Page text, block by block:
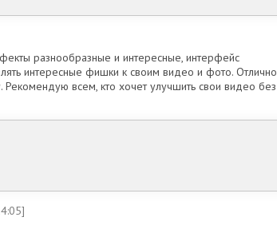
разнообразные и интересные, интерфейс
интересные фишки к своим видео и фото. Отлично
Рекомендую всем, кто хочет улучшить свои видео без